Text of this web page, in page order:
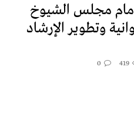
مجلس الشيوخ
وتطوير الإرشاد
419
0